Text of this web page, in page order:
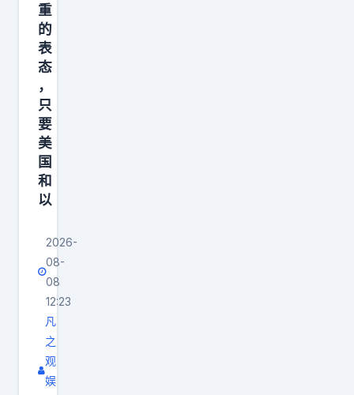
重
的
表
态
，
只
要
美
国
和
以
2026-
08-
08
12:23
凡
之
观
娱